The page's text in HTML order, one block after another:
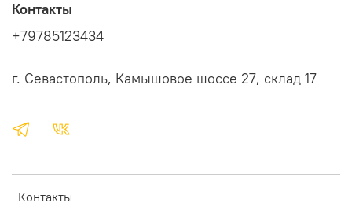
Контакты
Контакты
+79785123434
г. Севастополь, Камышовое шоссе 27, склад 17